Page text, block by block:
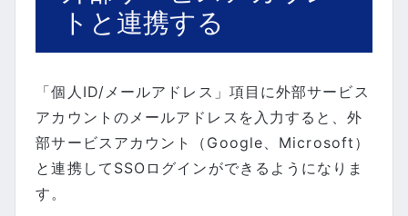
トと連携する
「個人ID/メールアドレス」項目に外部サービス
アカウントのメールアドレスを入力すると、外
部サービスアカウント（Google、Microsoft）
と連携してSSOログインができるようになりま
す。